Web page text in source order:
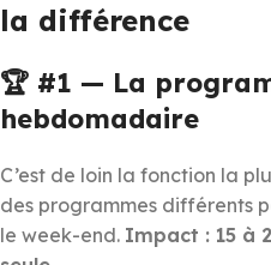
la différence
🏆 #1 — La
hebdomadaire
C’est de loin la fonction la
des programmes différents
le week-end. Impact : 15 à